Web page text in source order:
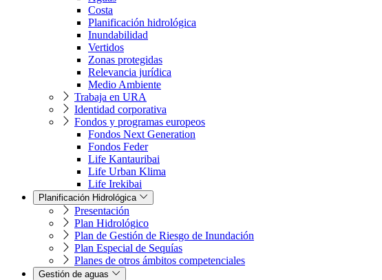
Costa
Planificación hidrológica
Inundabilidad
Vertidos
Zonas protegidas
Relevancia jurídica
Medio Ambiente
Trabaja en URA
Identidad corporativa
Fondos y programas europeos
Fondos Next Generation
Fondos Feder
Life Kantauribai
Life Urban Klima
Life Irekibai
Planificación Hidrológica
Presentación
Plan Hidrológico
Plan de Gestión de Riesgo de Inundación
Plan Especial de Sequías
Planes de otros ámbitos competenciales
Gestión de aguas